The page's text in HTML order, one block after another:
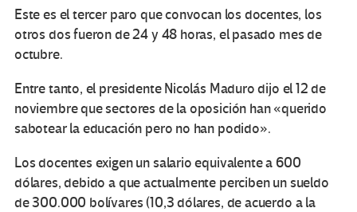
Este es el tercer paro que convocan los docentes, los
otros dos fueron de 24 y 48 horas, el pasado mes de
octubre.
Entre tanto, el presidente Nicolás Maduro dijo el 12 de
noviembre que sectores de la oposición han «querido
sabotear la educación pero no han podido».
Los docentes exigen un salario equivalente a 600
dólares, debido a que actualmente perciben un sueldo
de 300.000 bolívares (10,3 dólares, de acuerdo a la